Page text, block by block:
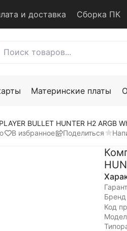
и доставка Сборка ПК
Материнские платы
BULLET HUNTER H2 ARGB
В избранное Поделиться
Бренд
Код